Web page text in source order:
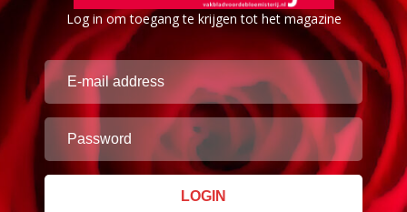
Log in om toegang te krijgen tot het magazine